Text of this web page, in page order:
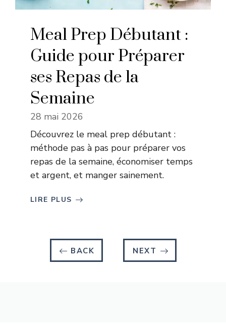
Meal Prep Débutant :
Guide pour Préparer
ses Repas de la
Semaine
28 mai 2026
Découvrez le meal prep débutant :
méthode pas à pas pour préparer vos
repas de la semaine, économiser temps
et argent, et manger sainement.
LIRE PLUS
BACK NEXT